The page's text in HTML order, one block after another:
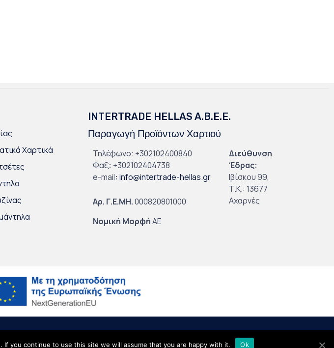
Χαρτικά
INTERTRADE HELLAS A.B.E.E.
Παραγωγή Προϊόντων Χαρτιού
Τηλέφωνο: +302102400840
Φαξ: +302102404738
e-mail: info@intertrade-hellas.gr
Αρ. Γ.Ε.ΜΗ.000820801000
Νομική ΜορφήΑΕ
Διεύθυνση
Έδρας:
Ιβίσκου 99,
Τ.Κ.: 13677
Αχαρνές
you continue to use this site we will assume that you are happy with it. Ok